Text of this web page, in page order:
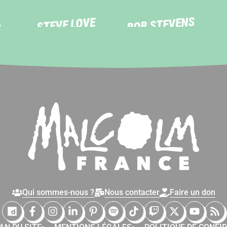
STEVE LOVE BOB STEVENS
Qui sommes-nous ? Nous contacter Faire un don
Malcolm France sur Dailymotion
Malcolm France sur Facebook
Malcolm France sur Instagram
Malcolm France sur LinkedIn
Malcolm France sur Pinterest
Malcolm France sur Spotify
Malcolm France sur
Malcolm France
Malcolm